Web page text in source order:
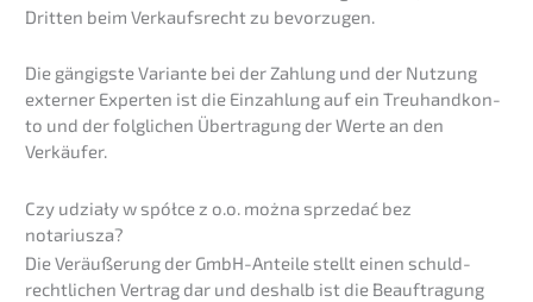
Dritten beim Verkaufs­recht zu bevorzugen.
Die gängigs­te Varian­te bei der Zahlung und der Nutzung
exter­ner Exper­ten ist die Einzah­lung auf ein Treuhand­kon­
to und der folgli­chen Übertra­gung der Werte an den
Verkäufer.
Czy udziały w spółce z o.o. można sprze­dać bez
notariusza?
Die Veräu­ße­rung der GmbH-Antei­le stellt einen schuld­
recht­li­chen Vertrag dar und deshalb ist die Beauf­tra­gung